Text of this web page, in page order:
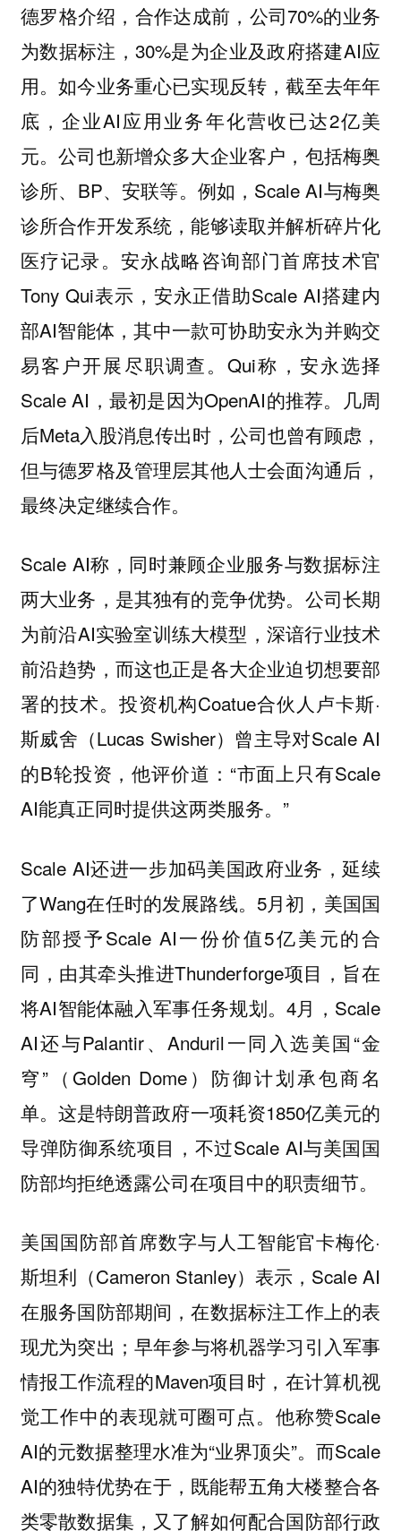
德罗格介绍，合作达成前，公司70%的业务
为数据标注，30%是为企业及政府搭建AI应
用。如今业务重心已实现反转，截至去年年
底，企业AI应用业务年化营收已达2亿美
元。公司也新增众多大企业客户，包括梅奥
诊所、BP、安联等。例如，Scale AI与梅奥
诊所合作开发系统，能够读取并解析碎片化
医疗记录。安永战略咨询部门首席技术官
Tony Qui表示，安永正借助Scale AI搭建内
部AI智能体，其中一款可协助安永为并购交
易客户开展尽职调查。Qui称，安永选择
Scale AI，最初是因为OpenAI的推荐。几周
后Meta入股消息传出时，公司也曾有顾虑，
但与德罗格及管理层其他人士会面沟通后，
最终决定继续合作。
Scale AI称，同时兼顾企业服务与数据标注
两大业务，是其独有的竞争优势。公司长期
为前沿AI实验室训练大模型，深谙行业技术
前沿趋势，而这也正是各大企业迫切想要部
署的技术。投资机构Coatue合伙人卢卡斯·
斯威舍（Lucas Swisher）曾主导对Scale AI
的B轮投资，他评价道：“市面上只有Scale
AI能真正同时提供这两类服务。”
Scale AI还进一步加码美国政府业务，延续
了Wang在任时的发展路线。5月初，美国国
防部授予Scale AI一份价值5亿美元的合
同，由其牵头推进Thunderforge项目，旨在
将AI智能体融入军事任务规划。4月，Scale
AI还与Palantir、Anduril一同入选美国“金
穹”（Golden Dome）防御计划承包商名
单。这是特朗普政府一项耗资1850亿美元的
导弹防御系统项目，不过Scale AI与美国国
防部均拒绝透露公司在项目中的职责细节。
美国国防部首席数字与人工智能官卡梅伦·
斯坦利（Cameron Stanley）表示，Scale AI
在服务国防部期间，在数据标注工作上的表
现尤为突出；早年参与将机器学习引入军事
情报工作流程的Maven项目时，在计算机视
觉工作中的表现就可圈可点。他称赞Scale
AI的元数据整理水准为“业界顶尖”。而Scale
AI的独特优势在于，既能帮五角大楼整合各
类零散数据集，又了解如何配合国防部行政